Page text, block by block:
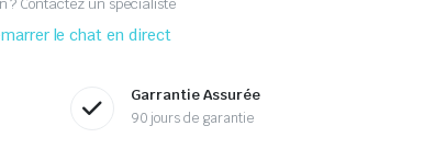
? Contactez un spécialiste
le chat en direct
Garrantie Assurée
90 jours de garantie